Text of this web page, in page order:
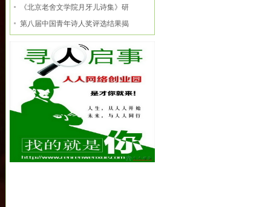
《北京老舍文学院月牙儿诗集》研
第八届中国青年诗人奖评选结果揭